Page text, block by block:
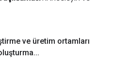
ve üretim ortamları
...